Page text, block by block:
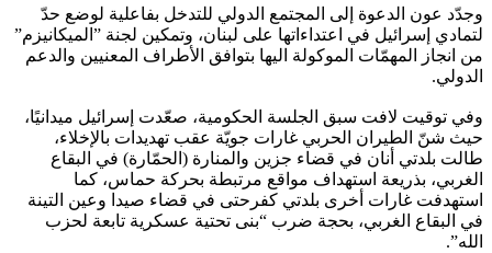
وجدّد عون الدعوة إلى المجتمع الدولي للتدخل بفاعلية لوضع حدّ
لتمادي إسرائيل في اعتداءاتها على لبنان، وتمكين لجنة ”الميكانيزم”
من انجاز المهمّات الموكولة اليها بتوافق الأطراف المعنيين والدعم
الدولي.
وفي توقيت لافت سبق الجلسة الحكومية، صعّدت إسرائيل ميدانيًا،
حيث شنّ الطيران الحربي غارات جويّة عقب تهديدات بالإخلاء،
طالت بلدتي أنان في قضاء جزين والمنارة (الحمّارة) في البقاع
الغربي، بذريعة استهداف مواقع مرتبطة بحركة حماس، كما
استهدفت غارات أخرى بلدتي كفرحتى في قضاء صيدا وعين التينة
في البقاع الغربي، بحجة ضرب “بنى تحتية عسكرية تابعة لحزب
الله”.